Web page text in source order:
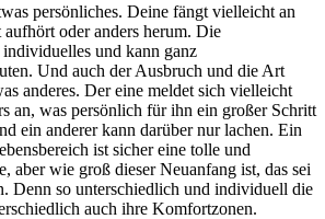
persönliches. Deine fängt vielleicht an
oder anders herum. Die
und kann ganz
Und auch der Ausbruch und die Art
anderes. Der eine meldet sich vielleicht
an, was persönlich für ihn ein großer Schritt
ein anderer kann darüber nur lachen. Ein
ist sicher eine tolle und
aber wie groß dieser Neuanfang ist, das sei
Denn so unterschiedlich und individuell die
auch ihre Komfortzonen.